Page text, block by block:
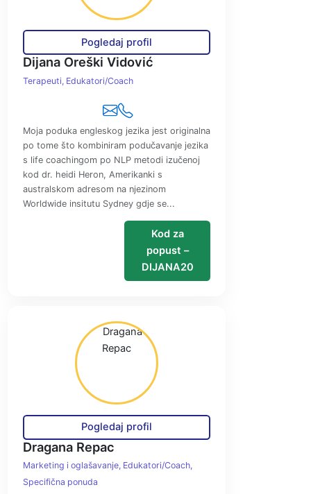
Pogledaj profil
Dijana Oreški Vidović
Terapeuti Edukatori/Coach
Moja poduka engleskog jezika jest originalna
po tome što kombiniram podučavanje jezika
s life coachingom po NLP metodi izučenoj
kod dr. heidi Heron, Amerikanki s
australskom adresom na njezinom
Worldwide insitutu Sydney gdje se...
Kod za
popust –
DIJANA20
Pogledaj profil
Dragana Repac
Marketing i oglašavanje Edukatori/Coach
Specifična ponuda